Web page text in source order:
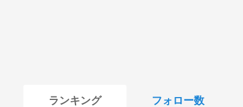
ランキング フォロー数